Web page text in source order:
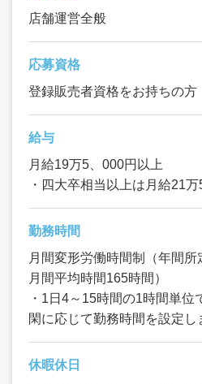
店舗運営全般
応募資格
登録販売者資格をお持ちの方
給与
月給19万5、000円以上
・四大卒相当以上は月給21
勤務時間
月間変形労働時間制（年間所
月間平均時間165時間）
・1日4～15時間の1時間単位
閑に応じて勤務時間を設定し
休暇休日